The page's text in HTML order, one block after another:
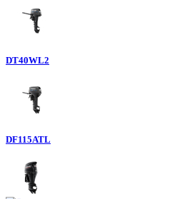
DT40WL2
DF115ATL